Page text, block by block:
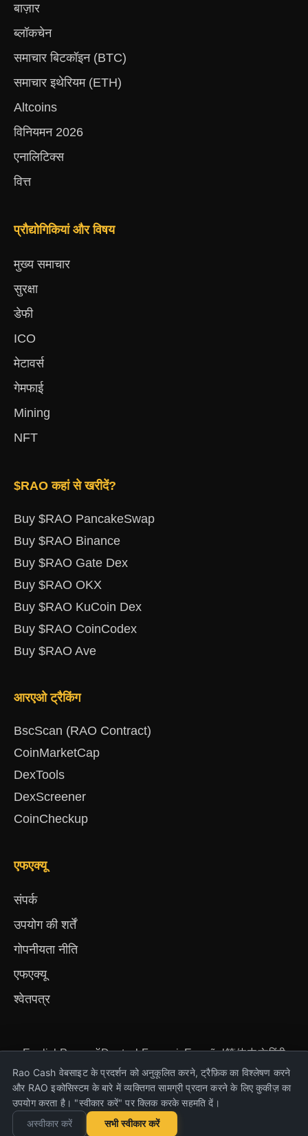
बाज़ार
ब्लॉकचेन
समाचार बिटकॉइन (BTC)
समाचार इथेरियम (ETH)
Altcoins
विनियमन 2026
एनालिटिक्स
वित्त
प्रौद्योगिकियां और विषय
मुख्य समाचार
सुरक्षा
डेफी
ICO
मेटावर्स
गेमफाई
Mining
NFT
$RAO कहां से खरीदें?
Buy $RAO PancakeSwap
Buy $RAO Binance
Buy $RAO Gate Dex
Buy $RAO OKX
Buy $RAO KuCoin Dex
Buy $RAO CoinCodex
Buy $RAO Ave
आरएओ ट्रैकिंग
BscScan (RAO Contract)
CoinMarketCap
DexTools
DexScreener
CoinCheckup
एफएक्यू
संपर्क
उपयोग की शर्तें
गोपनीयता नीति
एफएक्यू
श्वेतपत्र
EnglishРусскийDeutschFrançaisEspañol简体中文हिंदी
Türkçe Português Nederlands Українська
Copyright © 2023-2026 Rao Cash. सभी अधिकार
सुरक्षित हैं।
Rao Cash वेबसाइट के प्रदर्शन को अनुकूलित करने, ट्रैफ़िक का विश्लेषण करने
और RAO इकोसिस्टम के बारे में व्यक्तिगत सामग्री प्रदान करने के लिए कुकीज़ का
उपयोग करता है। "स्वीकार करें" पर क्लिक करके सहमति दें।
अस्वीकार करें सभी स्वीकार करें